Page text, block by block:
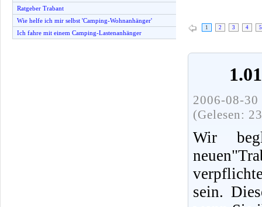
Ratgeber Trabant
Wie helfe ich mir selbst 'Camping-Wohnanhänger'
Ich fahre mit einem Camping-Lastenanhänger
1 2 3 4 5
2006-08-
(Gelesen:
Wir
sein.